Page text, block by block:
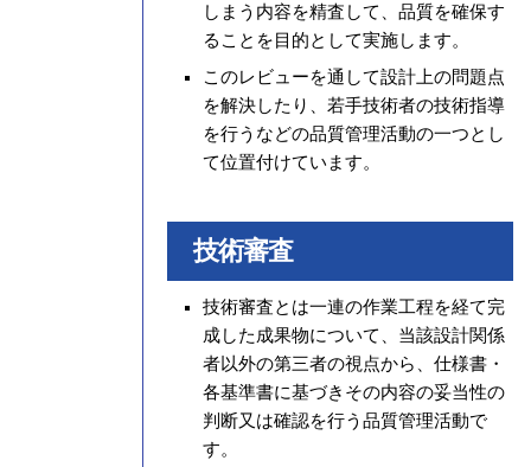
しまう内容を精査して、品質を確保す
ることを目的として実施します。
このレビューを通して設計上の問題点
を解決したり、若手技術者の技術指導
を行うなどの品質管理活動の一つとし
て位置付けています。
技術審査
技術審査とは一連の作業工程を経て完
成した成果物について、当該設計関係
者以外の第三者の視点から、仕様書・
各基準書に基づきその内容の妥当性の
判断又は確認を行う品質管理活動で
す。